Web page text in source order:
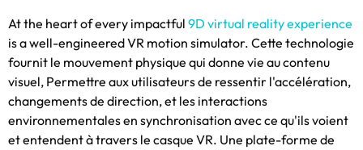
At the heart of every impactful 9D virtual reality experience
is a well-engineered VR motion simulator. Cette technologie
fournit le mouvement physique qui donne vie au contenu
visuel, Permettre aux utilisateurs de ressentir l'accélération,
changements de direction, et les interactions
environnementales en synchronisation avec ce qu'ils voient
et entendent à travers le casque VR. Une plate-forme de